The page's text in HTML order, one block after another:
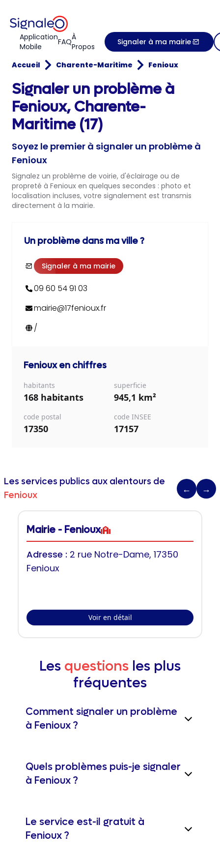
Application
Mobile
FAQÀ
Propos
Signaler à ma mairie
Accueil Charente-Maritime Fenioux
Signaler un problème à
Fenioux, Charente-
Maritime (17)
Soyez le premier à signaler un problème à
Fenioux
Signalez un problème de voirie, d'éclairage ou de
propreté à Fenioux en quelques secondes : photo et
localisation incluses, votre signalement est transmis
directement à la mairie.
Un problème dans ma ville ?
Signaler à ma mairie
09 60 54 91 03
mairie@17fenioux.fr
/
Feniouxen chiffres
habitants
168 habitants
superficie
945,1 km²
code postal
17350
code INSEE
17157
Les services publics aux alentours de
Fenioux
← →
Mairie - Fenioux
Adresse : 2 rue Notre-Dame, 17350
Fenioux
Voir en détail
Les questions les plus
fréquentes
Comment signaler un problème
à Fenioux ?
Quels problèmes puis-je signaler
à Fenioux ?
Le service est-il gratuit à
Fenioux ?